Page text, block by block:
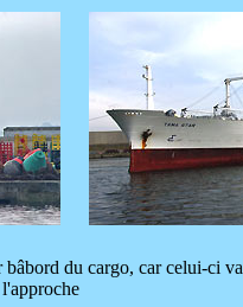
du cargo, car celui-ci